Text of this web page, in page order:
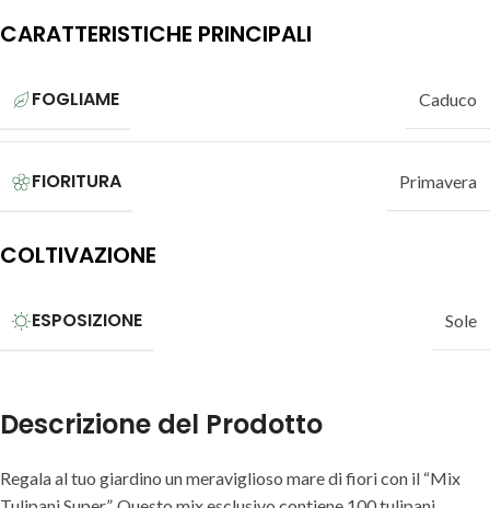
CARATTERISTICHE PRINCIPALI
FOGLIAME Caduco
FIORITURA Primavera
COLTIVAZIONE
ESPOSIZIONE Sole
Descrizione del Prodotto
Regala al tuo giardino un meraviglioso mare di fiori con il “Mix